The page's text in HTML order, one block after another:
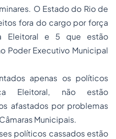
O Estado do Rio de
fora do cargo por força
Eleitoral e 5 que estão
Poder Executivo Municipal
apenas os políticos
Eleitoral, não estão
afastados por problemas
Municipais.
políticos cassados estão